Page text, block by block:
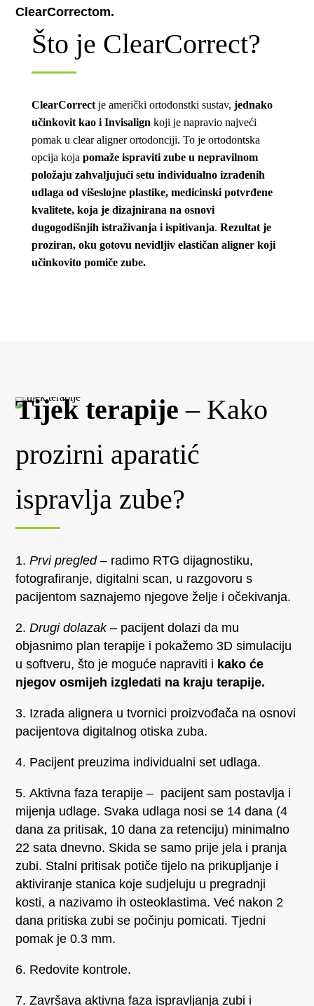
ClearCorrectom.
Što je ClearCorrect?
ClearCorrect je američki ortodonstki sustav, jednako
učinkovit kao i Invisalign koji je napravio najveći
pomak u clear aligner ortodonciji. To je ortodontska
opcija koja pomaže ispraviti zube u nepravilnom
položaju zahvaljujući setu individualno izrađenih
udlaga od višeslojne plastike, medicinski potvrđene
kvalitete, koja je dizajnirana na osnovi
dugogodišnjih istraživanja i ispitivanja. Rezultat je
proziran, oku gotovu nevidljiv elastičan aligner koji
učinkovito pomiče zube.
Tijek terapije– Kako
prozirni aparatić
ispravlja zube?
Prvi pregled– radimo RTG dijagnostiku,
fotografiranje, digitalni scan, u razgovoru s
pacijentom saznajemo njegove želje i očekivanja.
Drugi dolazak– pacijent dolazi da mu
objasnimo plan terapije i pokažemo 3D simulaciju
u softveru, što je moguće napraviti i kako će
njegov osmijeh izgledati na kraju terapije.
Izrada alignera u tvornici proizvođača na osnovi
pacijentova digitalnog otiska zuba.
Pacijent preuzima individualni set udlaga.
Aktivna faza terapije – pacijent sam postavlja i
mijenja udlage. Svaka udlaga nosi se 14 dana (4
dana za pritisak, 10 dana za retenciju) minimalno
22 sata dnevno. Skida se samo prije jela i pranja
zubi. Stalni pritisak potiče tijelo na prikupljanje i
aktiviranje stanica koje sudjeluju u pregradnji
kosti, a nazivamo ih osteoklastima. Već nakon 2
dana pritiska zubi se počinju pomicati. Tjedni
pomak je 0.3 mm.
Redovite kontrole.
Završava aktivna faza ispravljanja zubi i